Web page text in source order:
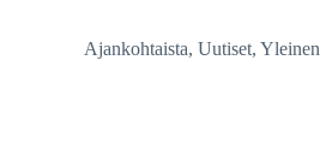
Ajankohtaista, Uutiset, Yleinen